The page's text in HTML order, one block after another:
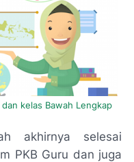
kelas Bawah Lengkap
akhirnya selesai
PKB Guru dan juga